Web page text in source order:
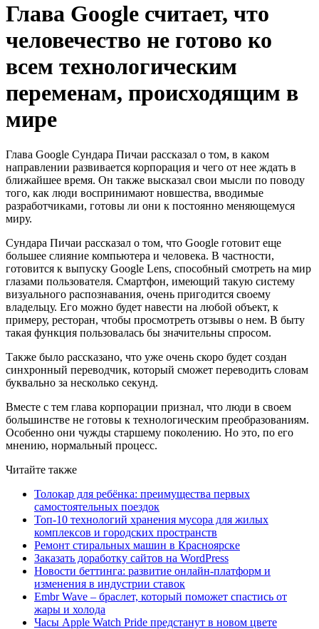
Глава Google считает, что
человечество не готово ко
всем технологическим
переменам, происходящим в
мире
Глава Google Сундара Пичаи рассказал о том, в каком
направлении развивается корпорация и чего от нее ждать в
ближайшее время. Он также высказал свои мысли по поводу
того, как люди воспринимают новшества, вводимые
разработчиками, готовы ли они к постоянно меняющемуся
миру.
Сундара Пичаи рассказал о том, что Google готовит еще
большее слияние компьютера и человека. В частности,
готовится к выпуску Google Lens, способный смотреть на мир
глазами пользователя. Смартфон, имеющий такую систему
визуального распознавания, очень пригодится своему
владельцу. Его можно будет навести на любой объект, к
примеру, ресторан, чтобы просмотреть отзывы о нем. В быту
такая функция пользовалась бы значительны спросом.
Также было рассказано, что уже очень скоро будет создан
синхронный переводчик, который сможет переводить словам
буквально за несколько секунд.
Вместе с тем глава корпорации признал, что люди в своем
большинстве не готовы к технологическим преобразованиям.
Особенно они чужды старшему поколению. Но это, по его
мнению, нормальный процесс.
Читайте также
Толокар для ребёнка: преимущества первых
самостоятельных поездок
Топ-10 технологий хранения мусора для жилых
комплексов и городских пространств
Ремонт стиральных машин в Красноярске
Заказать доработку сайтов на WordPress
Новости беттинга: развитие онлайн-платформ и
изменения в индустрии ставок
Embr Wave – браслет, который поможет спастись от
жары и холода
Часы Apple Watch Pride предстанут в новом цвете